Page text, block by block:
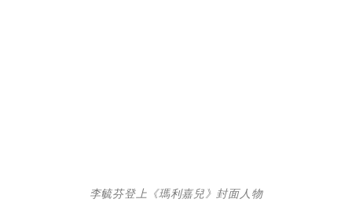
李毓芬登上《瑪利嘉兒》封面人物